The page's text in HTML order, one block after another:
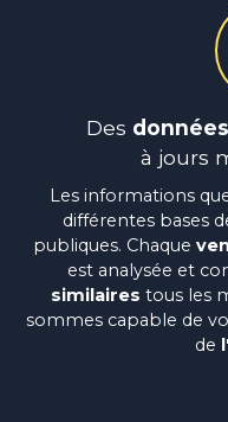
Des
à jours
Les informations
différentes bases
publiques. Chaque
est analysée et
similaires tous les
sommes capable de
de